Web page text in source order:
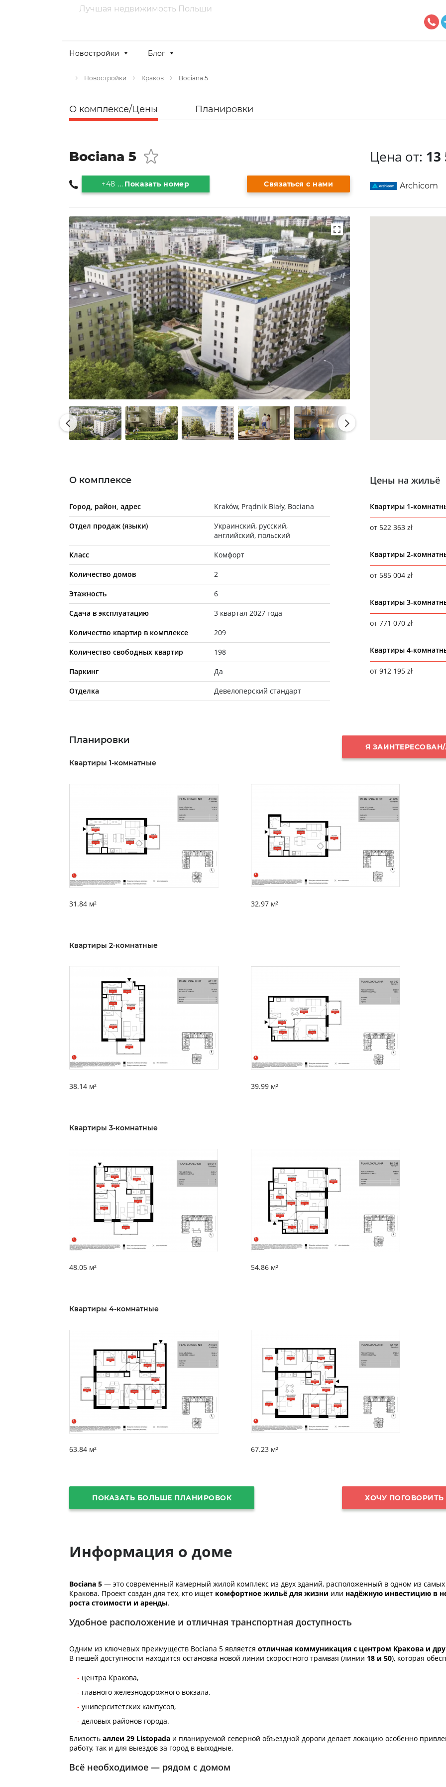
Лучшая недвижимость Польши
Новостройки Блог
Новостройки Краков Bociana 5
О комплексе/Цены Планировки
Bociana 5
+48 ... Показать номер Связаться с нами
Цена от: 13
Archicom
О комплексе
Город, район, адрес Kraków, Prądnik Biały, Bociana
Отдел продаж (языки)
Украинский, русский,
английский, польский
Класс Комфорт
Количество домов 2
Этажность 6
Сдача в эксплуатацию 3 квартал 2027 года
Количество квартир в комплексе 209
Количество свободных квартир 198
Паркинг Да
Отделка Девелоперский стандарт
Цены на жильё
Квартиры 1-
от 522 363 zł
Квартиры 2-
от 585 004 zł
Квартиры 3-
от 771 070 zł
Квартиры 4-
от 912 195 zł
Планировки
Я
Квартиры 1-комнатные
31.84 м² 32.97 м²
Квартиры 2-комнатные
38.14 м² 39.99 м²
Квартиры 3-комнатные
48.05 м² 54.86 м²
Квартиры 4-комнатные
63.84 м² 67.23 м²
ПОКАЗАТЬ БОЛЬШЕ ПЛАНИРОВОК ХОЧУ ПОГОВОРИТЬ
Информация о доме
Bociana 5 — это современный камерный жилой комплекс из двух зданий, расположенный в одном из
Кракова. Проект создан для тех, кто ищет комфортное жильё для жизни или надёжную инвестицию в
роста стоимости и аренды.
Удобное расположение и отличная транспортная доступность
Одним из ключевых преимуществ Bociana 5 является отличная коммуникация с центром Кракова и
В пешей доступности находится остановка новой линии скоростного трамвая (линии 18 и 50), которая
центра Кракова,
главного железнодорожного вокзала,
университетских кампусов,
деловых районов города.
Близость аллеи 29 Listopada и планируемой северной объездной дороги делает локацию особенно
работу, так и для выездов за город в выходные.
Всё необходимое — рядом с домом